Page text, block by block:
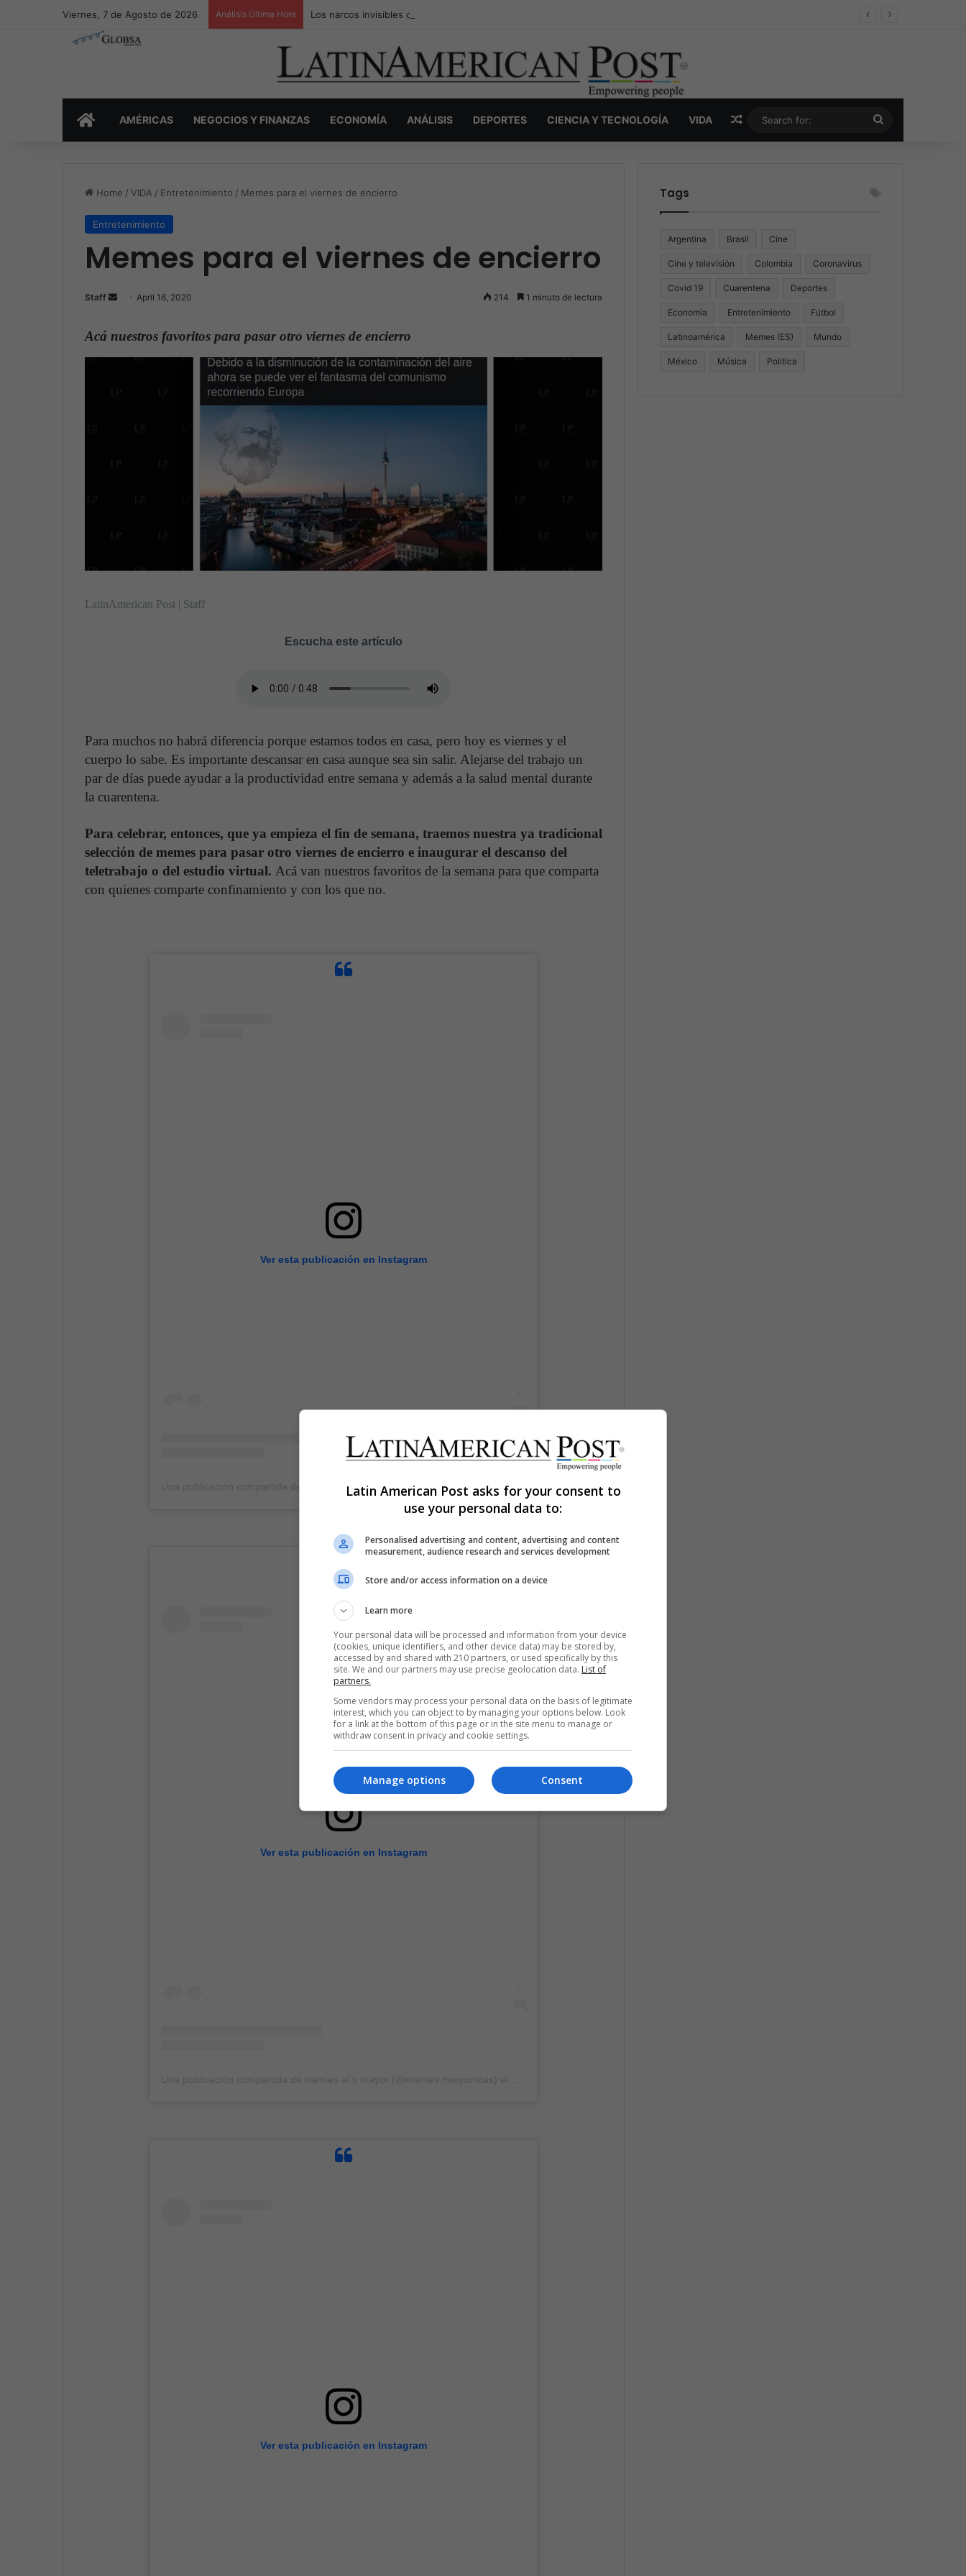
Viernes, 7 de Agosto de 2026 Análisis Última Hora Los narcos invisibles de Colombia: la guerra secreta por la verdad, el poder y la nueva economía de la droga
INICIOAMÉRICAS NEGOCIOS Y FINANZAS ECONOMÍA ANÁLISIS DEPORTES CIENCIA Y TECNOLOGÍA VIDA Random Article
for:
Home / VIDA / Entretenimiento / Memes para el viernes de encierro
Entretenimiento
Memes para el viernes de encierro
Staff
n
April 16, 2020 214 1 minuto de lectura
Acá nuestros favoritos para pasar otro viernes de encierro
LatinAmerican Post | Staff
Escucha este artículo
Para muchos no habrá diferencia porque estamos todos en casa, pero hoy es viernes y el
cuerpo lo sabe. Es importante descansar en casa aunque sea sin salir. Alejarse del trabajo un
par de días puede ayudar a la productividad entre semana y además a la salud mental durante
la cuarentena.
Para celebrar, entonces, que ya empieza el fin de semana, traemos nuestra ya tradicional
selección de memes para pasar otro viernes de encierro e inaugurar el descanso del
teletrabajo o del estudio virtual. Acá van nuestros favoritos de la semana para que comparta
con quienes comparte confinamiento y con los que no.
Ver esta publicación en Instagram
Una publicación compartida de memes al x mayor (@memes.meiyoristas)el14 Abr, 2020 a las 1:24 PDT
Ver esta publicación en Instagram
Ver esta publicación en Instagram
Tags
Argentina Brasil Cine
Cine y televisión Colombia Coronavirus
Covid 19 Cuarentena Deportes
Economía Entretenimiento Fútbol
Latinoamérica Memes (ES) Mundo
México Música Politica
Latin American Post asks for your consent to
use your personal data to:
Personalised advertising and content, advertising and content
measurement, audience research and services development
Store and/or access information on a device
Learn more
Your personal data will be processed and information from your device
(cookies, unique identifiers, and other device data) may be stored by,
accessed by and shared with 210 partners, or used specifically by this
site. We and our partners may use precise geolocation data. List of
partners.
Some vendors may process your personal data on the basis of legitimate
interest, which you can object to by managing your options below. Look
for a link at the bottom of this page or in the site menu to manage or
withdraw consent in privacy and cookie settings.
Consent
Manage options